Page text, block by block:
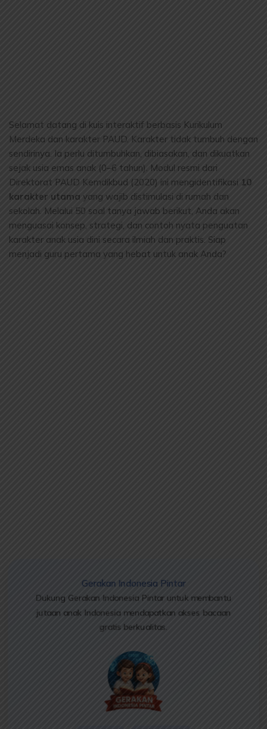
Selamat datang di kuis interaktif berbasis Kurikulum
Merdeka dan karakter PAUD. Karakter tidak tumbuh dengan
sendirinya. Ia perlu ditumbuhkan, dibiasakan, dan dikuatkan
sejak usia emas anak (0–6 tahun). Modul resmi dari
Direktorat PAUD Kemdikbud (2020) ini mengidentifikasi 10
karakter utama yang wajib distimulasi di rumah dan
sekolah. Melalui 50 soal tanya jawab berikut, Anda akan
menguasai konsep, strategi, dan contoh nyata penguatan
karakter anak usia dini secara ilmiah dan praktis. Siap
menjadi guru pertama yang hebat untuk anak Anda?
Gerakan Indonesia Pintar
Dukung Gerakan Indonesia Pintar untuk membantu
jutaan anak Indonesia mendapatkan akses bacaan
gratis berkualitas.